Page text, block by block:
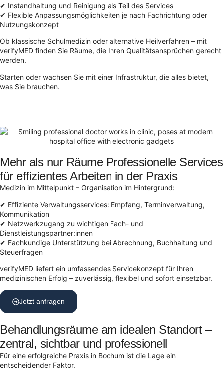
✔ Instandhaltung und Reinigung als Teil des Services
✔ Flexible Anpassungsmöglichkeiten je nach Fachrichtung oder
Nutzungskonzept
Ob klassische Schulmedizin oder alternative Heilverfahren – mit
verifyMED finden Sie Räume, die Ihren Qualitätsansprüchen gerecht
werden.
Starten oder wachsen Sie mit einer Infrastruktur, die alles bietet,
was Sie brauchen.
Mehr als nur Räume Professionelle Services
für effizientes Arbeiten in der Praxis
Medizin im Mittelpunkt – Organisation im Hintergrund:
✔ Effiziente Verwaltungsservices: Empfang, Terminverwaltung,
Kommunikation
✔ Netzwerkzugang zu wichtigen Fach- und
Dienstleistungspartner:innen
✔ Fachkundige Unterstützung bei Abrechnung, Buchhaltung und
Steuerfragen
verifyMED liefert ein umfassendes Servicekonzept für Ihren
medizinischen Erfolg – zuverlässig, flexibel und sofort einsetzbar.
Jetzt anfragen
Behandlungsräume am idealen Standort –
zentral, sichtbar und professionell
Für eine erfolgreiche Praxis in Bochum ist die Lage ein
entscheidender Faktor.